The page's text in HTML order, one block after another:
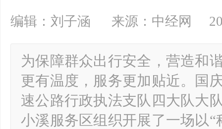
编辑：刘子涵 来源：中经网
为保障群众出行安全，营造和
更有温度，服务更加贴近。国
速公路行政执法支队四大队大
小溪服务区组织开展了一场